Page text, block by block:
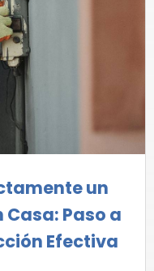
un
Paso a
Efectiva